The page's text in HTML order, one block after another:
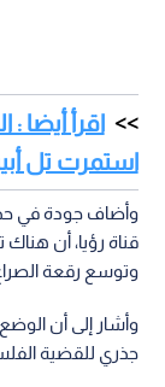
اقرأ أيضا
استمرت تل
وأضاف جودة في
قناة رؤيا، أن هناك
وتوسع رقعة
وأشار إلى أن
جذري للقضية